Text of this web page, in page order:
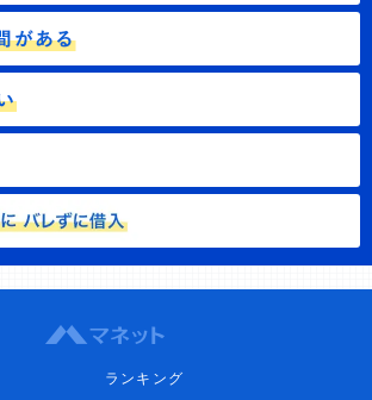
ランキング